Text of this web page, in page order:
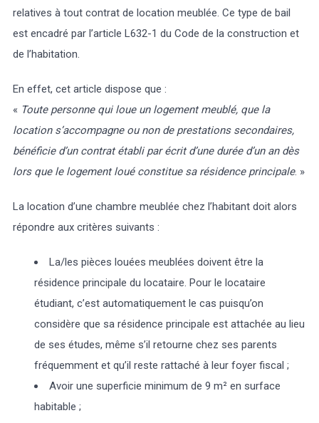
relatives à tout contrat de location meublée. Ce type de bail
est encadré par l’article L632-1 du Code de la construction et
de l’habitation.
En effet, cet article dispose que :
« Toute personne qui loue un logement meublé, que la
location s’accompagne ou non de prestations secondaires,
bénéficie d’un contrat établi par écrit d’une durée d’un an dès
lors que le logement loué constitue sa résidence principale. »
La location d’une chambre meublée chez l’habitant doit alors
répondre aux critères suivants :
La/les pièces louées meublées doivent être la
résidence principale du locataire. Pour le locataire
étudiant, c’est automatiquement le cas puisqu’on
considère que sa résidence principale est attachée au lieu
de ses études, même s’il retourne chez ses parents
fréquemment et qu’il reste rattaché à leur foyer fiscal ;
Avoir une superficie minimum de 9 m² en surface
habitable ;